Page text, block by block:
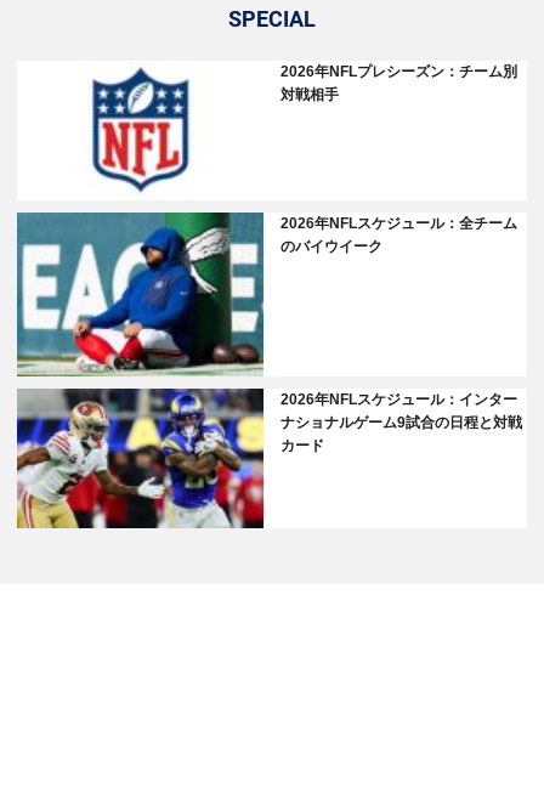
SPECIAL
2026年NFLプレシーズン：チーム別
対戦相手
2026年NFLスケジュール：全チーム
のバイウイーク
2026年NFLスケジュール：インター
ナショナルゲーム9試合の日程と対戦
カード